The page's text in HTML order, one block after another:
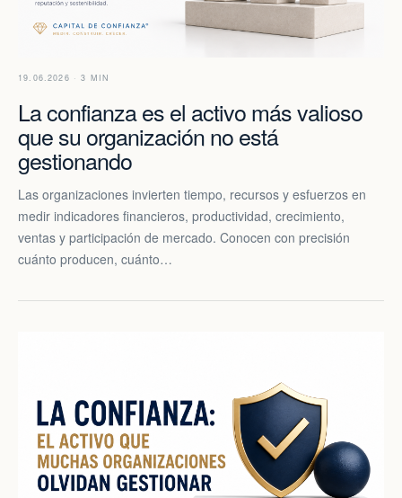
19.06.2026 · 3 MIN
La confianza es el activo más valioso
que su organización no está
gestionando
Las organizaciones invierten tiempo, recursos y esfuerzos en
medir indicadores financieros, productividad, crecimiento,
ventas y participación de mercado. Conocen con precisión
cuánto producen, cuánto…